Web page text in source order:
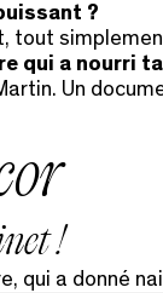
?
qui a nourri
Un
!
qui a donné